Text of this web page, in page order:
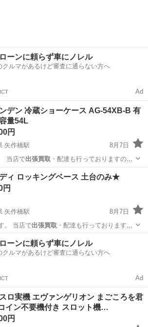
ーンに頼らず車にノレル
クルマがあるけど審査に通らない方へ
Ad
デン 冷蔵ショーケース AG-54XB-B 有
量54L
円
矢作橋駅
8月7日
にも対応しております。 当店で出張買取 ・配達も行っておりますので
作橋駅 キッチン家電
ィ ロッキングベース 土台のみ★
円
矢作橋駅
8月7日
読して頂ければ幸いです。 当店で出張買取 ・配達も行っておりますの
橋駅 キッズ用品
ーンに頼らず車にノレル
クルマがあるけど審査に通らない方へ
Ad
ロ実機 エヴァンゲリオン まごころを君
イン不要機付き スロット機…
円